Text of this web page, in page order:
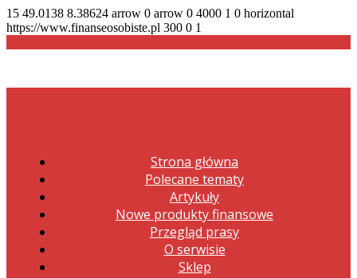
15 49.0138 8.38624 arrow 0 arrow 0 4000 1 0 horizontal
https://www.finanseosobiste.pl 300 0 1
Strona główna
Polecane tematy
Artykuły
Nowe produkty finansowe
Przegląd prasy
O serwisie
Sklep